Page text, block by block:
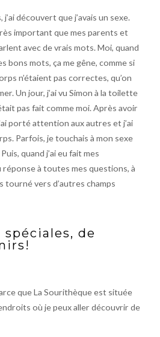
découvert que j’avais un sexe.
important que mes parents et
avec de vrais mots. Moi, quand
bons mots, ça me gêne, comme si
n’étaient pas correctes, qu’on
Un jour, j’ai vu Simon à la toilette
pas fait comme moi. Après avoir
porté attention aux autres et j’ai
Parfois, je touchais à mon sexe
quand j’ai eu fait mes
réponse à toutes mes questions, à
tourné vers d’autres champs
de
que La Sourithèque est située
où je peux aller découvrir de